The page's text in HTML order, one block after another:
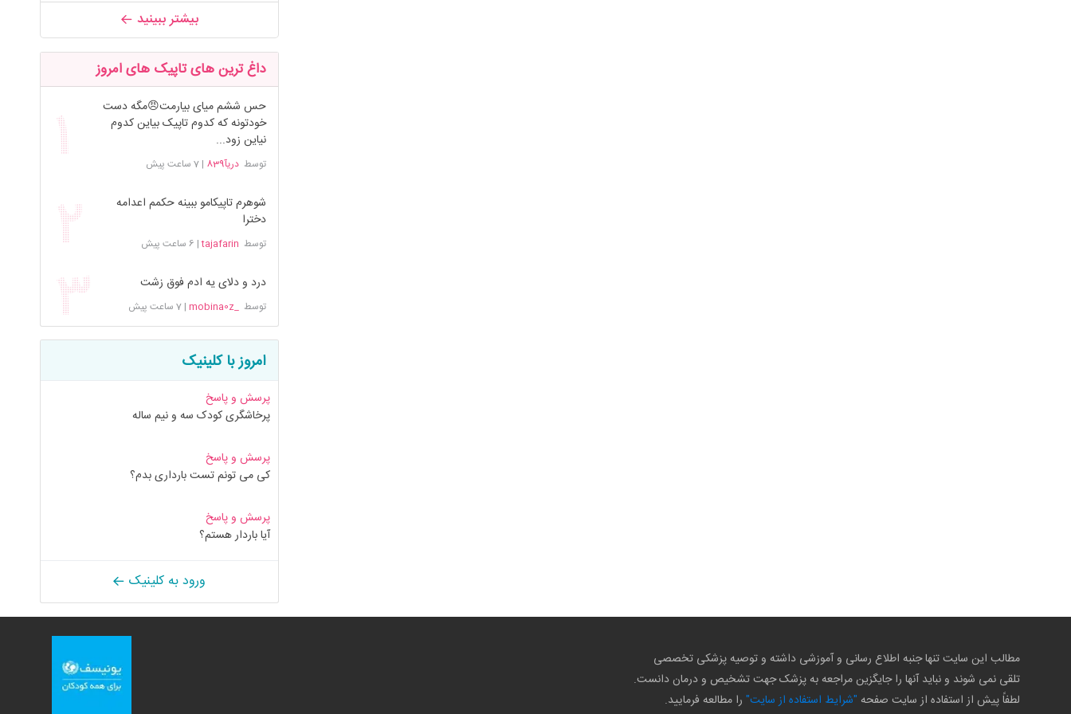
بیشتر ببینید
داغ ترین های تاپیک های امروز
حس ششم میای بیارمت😠مگه دست
خودتونه که کدوم تاپیک بیاین کدوم
نیاین زود...
توسطدریآ839 |7 ساعت پیش
شوهرم تاپیکامو ببینه حکمم اعدامه
دخترا
توسط tajafarin
| 6 ساعت پیش
درد و دلای یه ادم فوق زشت
توسط_mobina0z
|7 ساعت پیش
امروز با کلینیک
پرسش و پاسخ
پرخاشگری کودک سه و نیم ساله
پرسش و پاسخ
کی می تونم تست بارداری بدم؟
پرسش و پاسخ
آیا باردار هستم؟
ورود به کلینیک
مطالب این سایت تنها جنبه اطلاع رسانی و آموزشی داشته و توصیه پزشکی تخصصی
تلقی نمی شوند و نباید آنها را جایگزین مراجعه به پزشک جهت تشخیص و درمان دانست.
لطفاً پیش از استفاده از سایت صفحه "شرایط استفاده از سایت" را مطالعه فرمایید.